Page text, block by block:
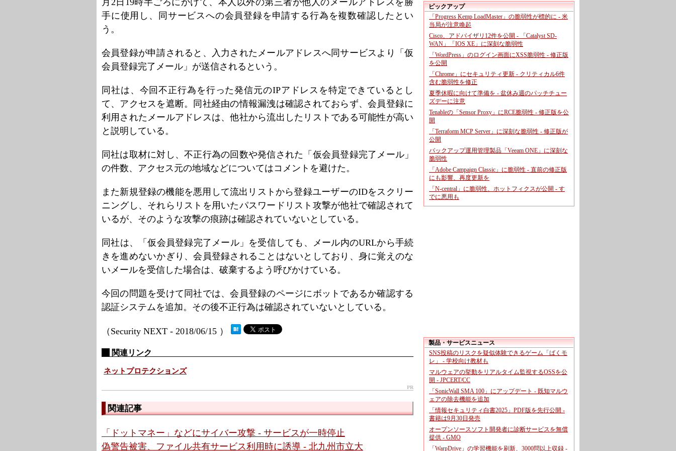
月2日19時半ごろにかけて、本人以外の第三者が他人のメールアドレスを勝
手に使用し、同サービスへの会員登録を申請する行為を複数確認したとい
う。
会員登録が申請されると、入力されたメールアドレスへ同サービスより「仮
会員登録完了メール」が送信されるという。
同社は、今回不正行為を行った発信元のIPアドレスを特定できているとし
て、アクセスを遮断。同社経由の情報漏洩は確認されておらず、会員登録に
利用されたメールアドレスは、他社から流出したリストである可能性が高い
と説明している。
同社は取材に対し、不正行為の回数や発信された「仮会員登録完了メール」
の件数、アクセス元の地域などについてはコメントを避けた。
また新規登録の機能を悪用して流出リストから登録ユーザーのIDをスクリー
ニングし、それらリストを用いたパスワードリスト攻撃が他社で確認されて
いるが、そのような攻撃の痕跡は確認されていないとしている。
同社は、「仮会員登録完了メール」を受信しても、メール内のURLから手続
きを進めないかぎり、会員登録されることはないとしており、身に覚えのな
いメールを受信した場合は、破棄するよう呼びかけている。
今回の問題を受けて同社では、会員登録のページにボットであるか確認する
認証システムを追加。その後不正行為は確認されていないとしている。
（Security NEXT - 2018/06/15 ）
関連リンク
ネットプロテクションズ
PR
関連記事
「ドットマネー」などにサイバー攻撃 - サービスが一時停止
偽警告被害、ファイル共有サービス利用時に誘導 - 北九州市立大
ピックアップ
「Progress Kemp LoadMaster」の脆弱性が標的に - 米
当局が注意喚起
Cisco、アドバイザリ12件を公開 - 「Catalyst SD-
WAN」「IOS XE」に深刻な脆弱性
「WordPress」のログイン画面にXSS脆弱性 - 修正版
を公開
「Chrome」にセキュリティ更新 - クリティカル6件
含む脆弱性を修正
夏季休暇に向けて準備を - 盆休み週のパッチチュー
ズデーに注意
Tenableの「Sensor Proxy」にRCE脆弱性 - 修正版を公
開
「Terraform MCP Server」に深刻な脆弱性 - 修正版が
公開
バックアップ運用管理製品「Veeam ONE」に深刻な
脆弱性
「Adobe Campaign Classic」に脆弱性 - 直前の修正版
にも影響、再度更新を
「N-central」に脆弱性、ホットフィクスが公開 - す
でに悪用も
製品・サービスニュース
SNS投稿のリスクを疑似体験できるゲーム「ばくモ
レ」 - 学校向け教材も
マルウェアの挙動をリアルタイム監視するOSSを公
開 - JPCERT/CC
「SonicWall SMA 100」にアップデート - 既知マルウ
ェアの除去機能を追加
「情報セキュリティ白書2025」PDF版を先行公開 -
書籍は9月30日発売
オープンソースソフト開発者に診断サービスを無償
提供 - GMO
「WarpDrive」の学習機能を刷新、3000問以上収録 -